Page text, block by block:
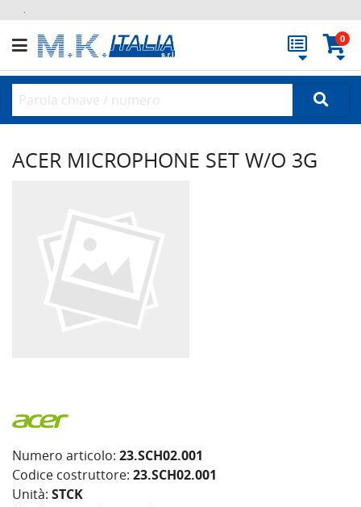
.
0
ACER MICROPHONE SET W/O 3G
Numero articolo: 23.SCH02.001
Codice costruttore: 23.SCH02.001
Unità: STCK